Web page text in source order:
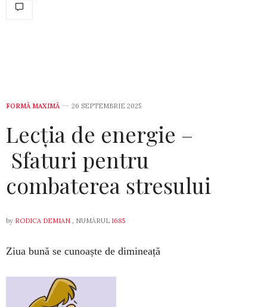
FORMĂ MAXIMĂ 26 SEPTEMBRIE 2025
Lecția de energie –
Sfaturi pentru
combaterea stresului
by RODICA DEMIAN , NUMĂRUL 1685
Ziua bună se cunoaște de dimineață